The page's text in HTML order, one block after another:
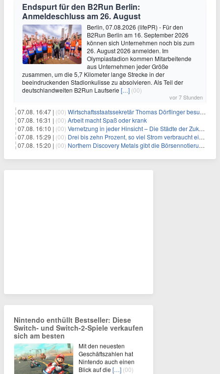
Endspurt für den B2Run Berlin:
Anmeldeschluss am 26. August
Berlin, 07.08.2026 (lifePR) - Für den
B2Run Berlin am 16. September 2026
können sich Unternehmen noch bis zum
26. August 2026 anmelden. Im
Olympiastadion kommen Mitarbeitende
aus Unternehmen jeder Größe
zusammen, um die 5,7 Kilometer lange Strecke in der
beeindruckenden Stadionkulisse zu absolvieren. Als Teil der
deutschlandweiten B2Run Laufserie […] (00)
vor 7 Stunden
07.08. 16:47 | (00) Wirtschaftsstaatssekretär Thomas Dörflinger besucht Handwerksbetrieb im Kammerbezirk Freiburg
07.08. 16:31 | (00) Arbeit macht Spaß oder krank
07.08. 16:10 | (00) Vernetzung in jeder Hinsicht – Die Städte der Zukunft sind grün-blau
07.08. 15:29 | (00) Drei bis zehn Prozent, so viel Strom verbraucht ein Aufzug im Gebäude
07.08. 15:20 | (00) Northern Discovery Metals gibt die Börsennotierung an der Frankfurter Wertpapierbörse bekannt
Nintendo enthüllt Bestseller: Diese
Switch- und Switch-2-Spiele verkaufen
sich am besten
Mit den neuesten
Geschäftszahlen hat
Nintendo auch einen
Blick auf die […] (00)